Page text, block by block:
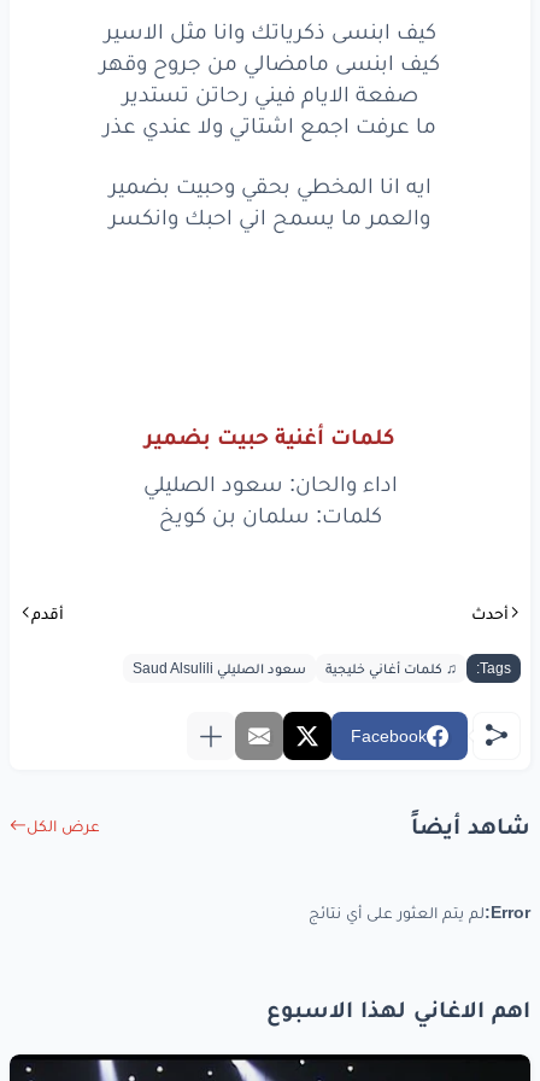
ليتليحيلهوقدره
عنالواقعاطير
كانماعشت اتعذب
ولاعشت الكدر
من محطات
بس يا وقتيكفاني
تراعمريقصير
كيفابنسىذكرياتك
وانامثلالاسير
رحاتن
عندي
كيف ابنسى ذكرياتك وانا مثل الاسير
كيف ابنسى مامضالي من جروح وقهر
صفعة الايام فيني رحاتن تستدير
ما عرفت اجمع اشتاتي ولا عندي عذر
ايه انا المخطي بحقي وحبيت بضمير
والعمر ما يسمح اني احبك وانكسر
كلمات أغنية حبيت بضمير
اداء والحان: سعود الصليلي
كلمات: سلمان بن كويخ
أحدث أقدم
Tags: ♫ كلمات أغاني خليجية سعود الصليلي Saud Alsulili
Facebook
شاهد أيضاً عرض الكل
Error: لم يتم العثور على أي نتائج
اهم الاغاني لهذا الاسبوع